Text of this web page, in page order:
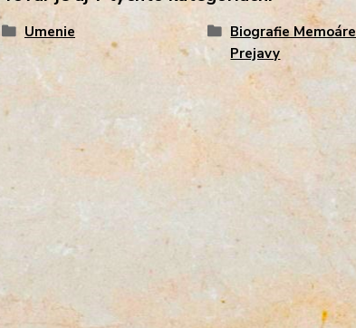
Umenie
Biografie Memoáre
Prejavy